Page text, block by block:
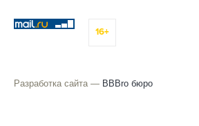
16+
Разработка сайта — BBBro бюро